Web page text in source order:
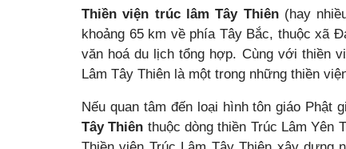
Thiền viện trúc lâm Tây Thiên (hay
khoảng 65 km về phía Tây Bắc, thuộc xã
văn hoá du lịch tổng hợp. Cùng với thiền
Lâm Tây Thiên là một trong những thiền
Nếu quan tâm đến loại hình tôn giáo Phật
Tây Thiên thuộc dòng thiền Trúc Lâm Yên